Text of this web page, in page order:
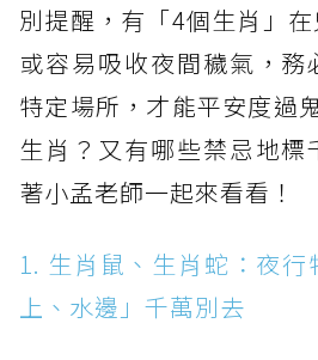
別提醒，有「4個生肖」
或容易吸收夜間穢氣，務
特定場所，才能平安度過
生肖？又有哪些禁忌地標
著小孟老師一起來看看！
1. 生肖鼠、生肖蛇：夜
上、水邊」千萬別去